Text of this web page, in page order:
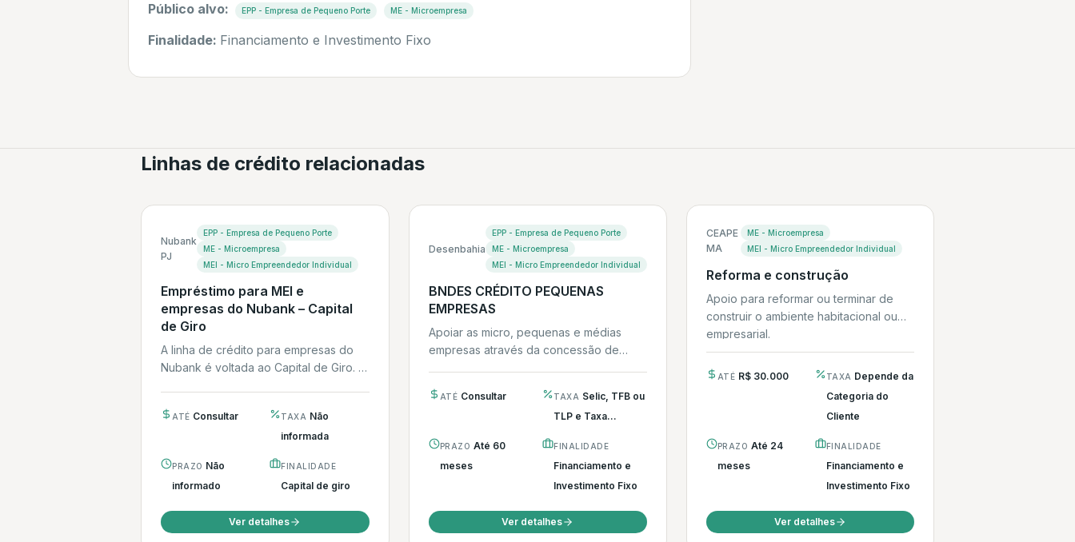
Público alvo: EPP - Empresa de Pequeno Porte ME - Microempresa
Finalidade: Financiamento e Investimento Fixo
Linhas de crédito relacionadas
Nubank
PJ
EPP - Empresa de Pequeno Porte
ME - Microempresa
MEI - Micro Empreendedor Individual
Empréstimo para MEI e
empresas do Nubank – Capital
de Giro
A linha de crédito para empresas do
Nubank é voltada ao Capital de Giro. O
ATÉ Consultar TAXA Não
informada
PRAZO Não
informado
FINALIDADE
Capital de giro
Ver detalhes
Desenbahia
EPP - Empresa de Pequeno Porte
ME - Microempresa
MEI - Micro Empreendedor Individual
BNDES CRÉDITO PEQUENAS
EMPRESAS
Apoiar as micro, pequenas e médias
empresas através da concessão de
ATÉ Consultar TAXA Selic, TFB ou
TLP e Taxa...
PRAZO Até 60
meses
FINALIDADE
Financiamento e
Investimento Fixo
Ver detalhes
CEAPE
MA
ME - Microempresa
MEI - Micro Empreendedor Individual
Reforma e construção
Apoio para reformar ou terminar de
construir o ambiente habitacional ou
empresarial.
ATÉ R$ 30.000 TAXA Depende da
Categoria do
Cliente
PRAZO Até 24
meses
FINALIDADE
Financiamento e
Investimento Fixo
Ver detalhes